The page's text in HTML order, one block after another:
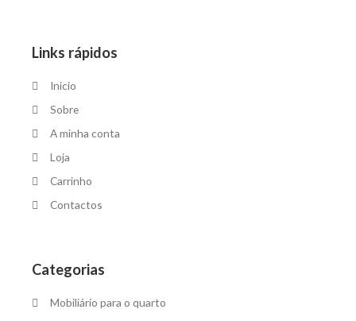
Links rápidos
Inicio
Sobre
A minha conta
Loja
Carrinho
Contactos
Categorias
Mobiliário para o quarto